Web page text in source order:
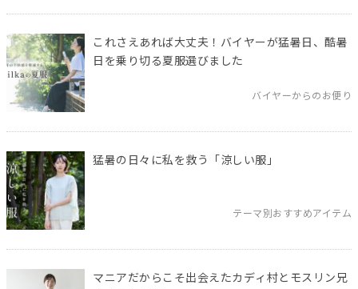
これさえあれば大丈夫！バイヤーが猛暑日、酷暑
日を乗り切る夏服選びました
バイヤーからのお便り
猛暑の日々に私を救う「涼しい服」
テーマ別おすすめアイテム
マニアだからこそ出会えたカディ村とモスリン兄